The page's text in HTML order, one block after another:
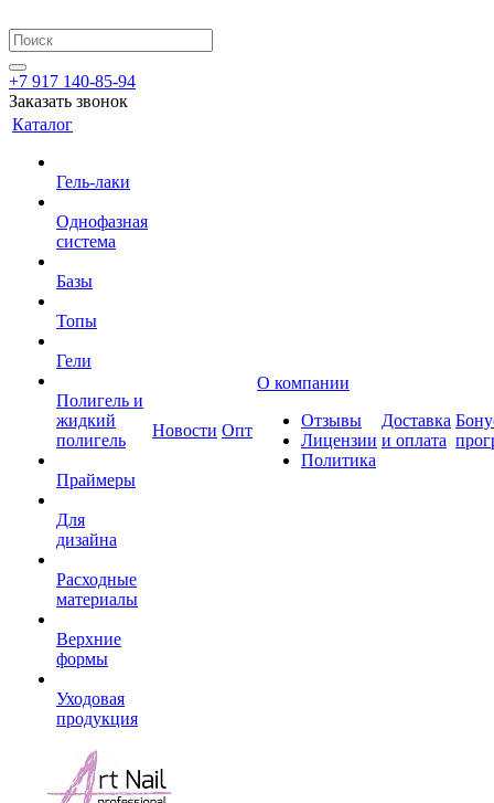
+7 917 140-85-94
Заказать звонок
Каталог
Гель-лаки
Однофазная
система
Базы
Топы
Гели
Полигель и
жидкий
полигель
Праймеры
Для
дизайна
Расходные
материалы
Верхние
формы
Уходовая
продукция
Новости Опт
О компании
Отзывы
Лицензии
Политика
Доставка
и оплата